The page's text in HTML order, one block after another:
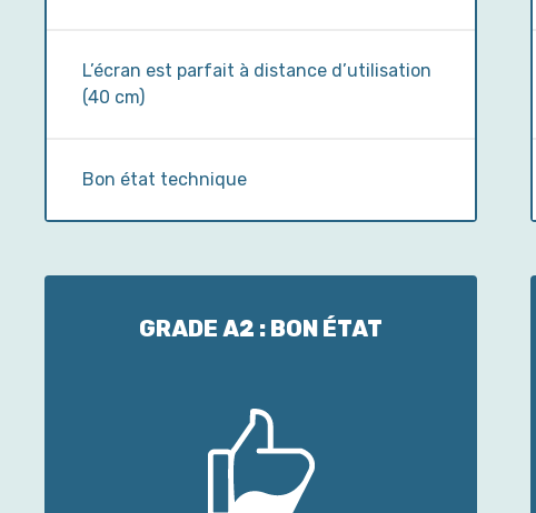
L’écran est parfait à distance d’utilisation
(40 cm)
Bon état technique
GRADE A2 : BON ÉTAT